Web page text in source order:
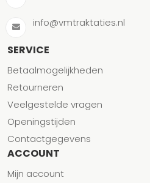
info@vmtraktaties.nl
SERVICE
Betaalmogelijkheden
Retourneren
Veelgestelde vragen
Openingstijden
Contactgegevens
ACCOUNT
Mijn account